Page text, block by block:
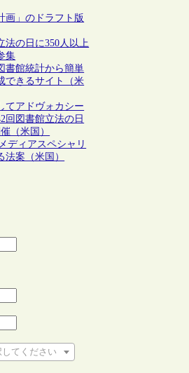
画」のドラフト版
法の日に350人以上
集
書館統計から簡単
できるサイト（米
てアドヴォカシー
回図書館立法の日
（米国）
ディアスペシャリ
案（米国）
てください